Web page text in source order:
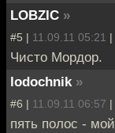
LOBZIC »
#5 | 11.09.11 05:21 |
Чисто Мордор.
lodochnik »
#6 | 11.09.11 06:57 |
пять полос -